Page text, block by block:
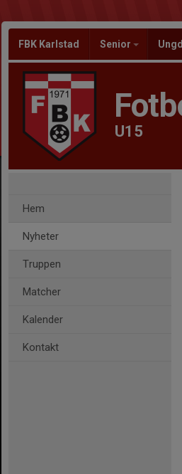
FBK Karlstad Senior
U15
Hem
Nyheter
Truppen
Matcher
Kalender
Kontakt